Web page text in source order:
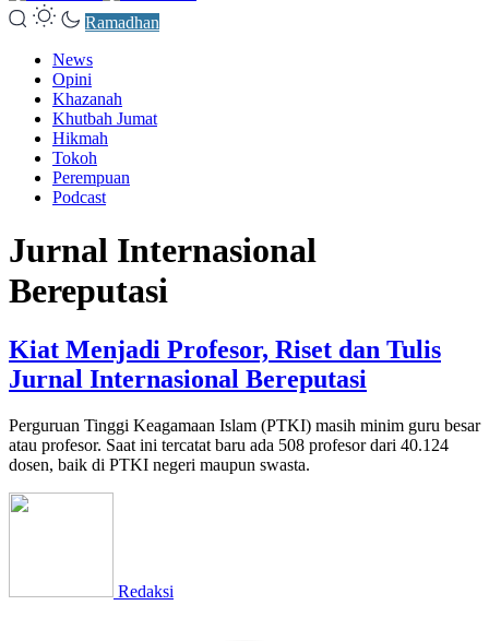
Ramadhan
News
Opini
Khazanah
Khutbah Jumat
Hikmah
Tokoh
Perempuan
Podcast
Jurnal Internasional
Bereputasi
Kiat Menjadi Profesor, Riset dan Tulis
Jurnal Internasional Bereputasi
Perguruan Tinggi Keagamaan Islam (PTKI) masih minim guru besar
atau profesor. Saat ini tercatat baru ada 508 profesor dari 40.124
dosen, baik di PTKI negeri maupun swasta.
Redaksi